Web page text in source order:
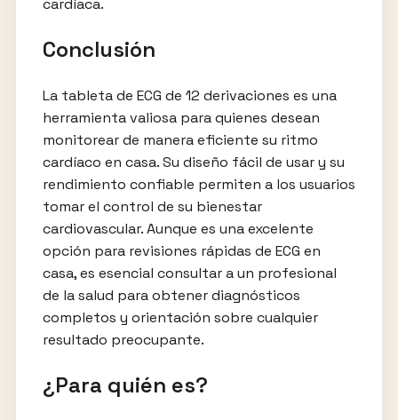
cardíaca.
Conclusión
La tableta de ECG de 12 derivaciones es una
herramienta valiosa para quienes desean
monitorear de manera eficiente su ritmo
cardíaco en casa. Su diseño fácil de usar y su
rendimiento confiable permiten a los usuarios
tomar el control de su bienestar
cardiovascular. Aunque es una excelente
opción para revisiones rápidas de ECG en
casa, es esencial consultar a un profesional
de la salud para obtener diagnósticos
completos y orientación sobre cualquier
resultado preocupante.
¿Para quién es?